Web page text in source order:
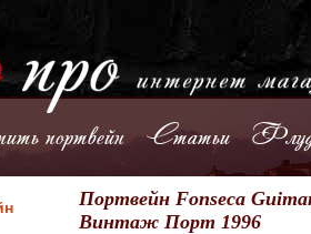
портвейн Статьи
Портвейн Fonseca
Винтаж Порт 1996